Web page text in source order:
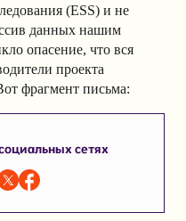
(ESS) и не
данных нашим
опасение, что вся
проекта
фрагмент письма:
сетях